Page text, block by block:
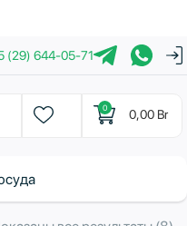
(29) 644-05-71
0 0,00 Br